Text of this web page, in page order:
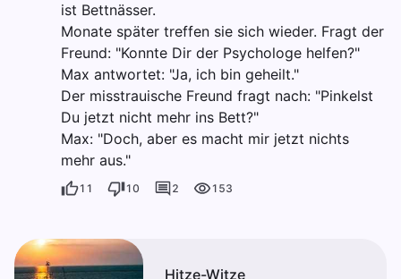
ist Bettnässer.
Monate später treffen sie sich wieder. Fragt der
Freund: "Konnte Dir der Psychologe helfen?"
Max antwortet: "Ja, ich bin geheilt."
Der misstrauische Freund fragt nach: "Pinkelst
Du jetzt nicht mehr ins Bett?"
Max: "Doch, aber es macht mir jetzt nichts
mehr aus."
11 10 2 153
Hitze-Witze